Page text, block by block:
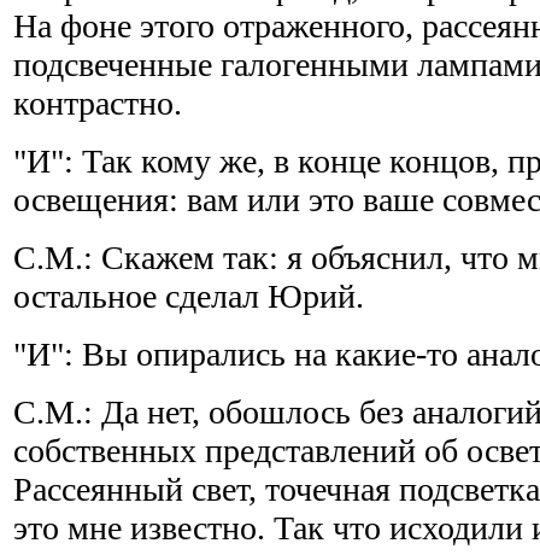
На фоне этого отраженного,
подсвеченные галогенными
контрастно.
"И": Так кому же, в конце концов,
освещения: вам или это ваше
С.М.: Скажем так: я объяснил, что
остальное сделал Юрий.
"И": Вы опирались на какие-то
С.М.: Да нет, обошлось без
собственных представлений об
Рассеянный свет, точечная
это мне известно. Так что исходили